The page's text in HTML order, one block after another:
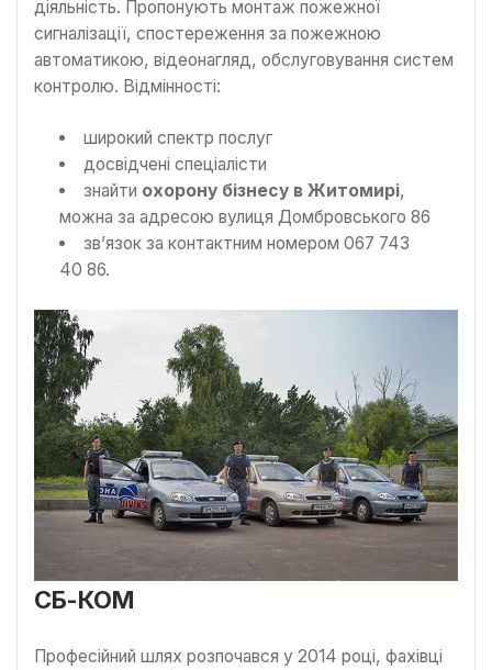
діяльність. Пропонують монтаж пожежної
сигналізації, спостереження за пожежною
автоматикою, відеонагляд, обслуговування систем
контролю. Відмінності:
широкий спектр послуг
досвідчені спеціалісти
знайти охорону бізнесу в Житомирі,
можна за адресою вулиця Домбровського 86
зв’язок за контактним номером 067 743
40 86.
СБ-КОМ
Професійний шлях розпочався у 2014 році, фахівці